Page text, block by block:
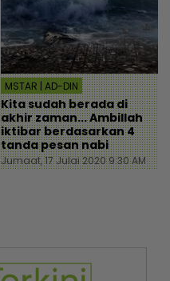
MSTAR | AD-DIN
Kita sudah berada di
akhir zaman... Ambillah
iktibar berdasarkan 4
tanda pesan nabi
Jumaat, 17 Julai 2020 9:30 AM